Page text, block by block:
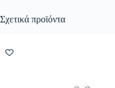
Σχετικά προϊόντα